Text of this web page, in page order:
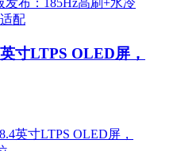
寸LTPS OLED屏，